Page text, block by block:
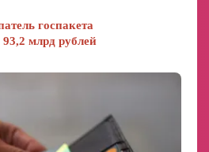
госпакета
млрд рублей